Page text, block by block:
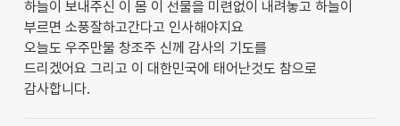
하늘이 보내주신 이 몸 이 선물을 미련없이 내려놓고 하늘이
부르면 소풍잘하고간다고 인사해야지요
오늘도 우주만물 창조주 신께 감사의 기도를
드리겠어요 그리고 이 대한민국에 태어난것도 참으로
감사합니다.